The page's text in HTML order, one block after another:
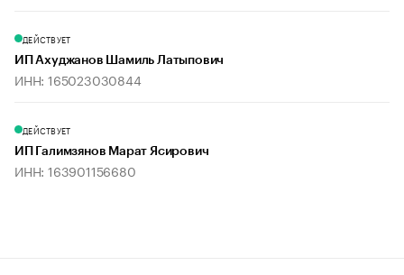
ДЕЙСТВУЕТ
ИП Ахуджанов Шамиль Латыпович
ИНН: 165023030844
ДЕЙСТВУЕТ
ИП Галимзянов Марат Ясирович
ИНН: 163901156680